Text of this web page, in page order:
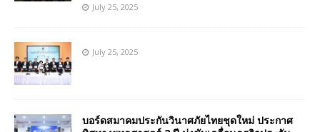
July 25, 2025
July 25, 2025
บอร์ดสมาคมประกันวินาศภัยไทยชุดใหม่ ประกาศ